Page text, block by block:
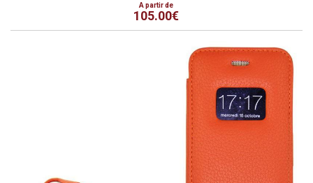
A partir de
105.00€